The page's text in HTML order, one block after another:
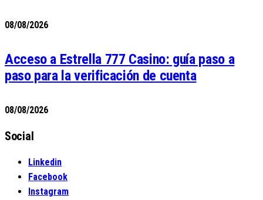
08/08/2026
Acceso a Estrella 777 Casino: guía paso a
paso para la verificación de cuenta
08/08/2026
Social
Linkedin
Facebook
Instagram